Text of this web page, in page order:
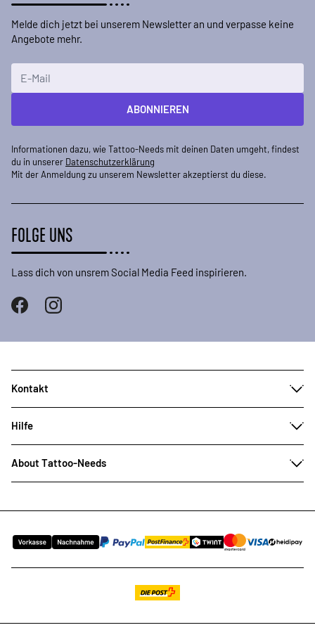
Melde dich jetzt bei unserem Newsletter an und verpasse keine
Angebote mehr.
ABONNIEREN
Informationen dazu, wie Tattoo-Needs mit deinen Daten umgeht, findest
du in unserer Datenschutzerklärung
Mit der Anmeldung zu unserem Newsletter akzeptierst du diese.
FOLGE UNS
Lass dich von unsrem Social Media Feed inspirieren.
Kontakt
Hilfe
About Tattoo-Needs